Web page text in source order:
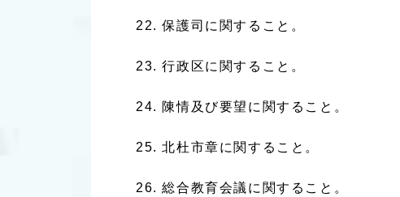
保護司に関すること。
行政区に関すること。
陳情及び要望に関すること。
北杜市章に関すること。
総合教育会議に関すること。